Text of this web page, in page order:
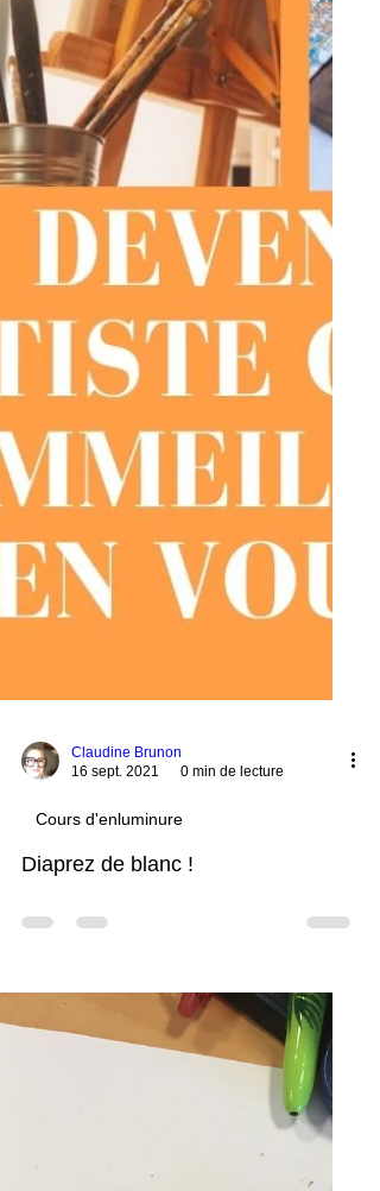
16 sept. 2021
0 min de lecture
Cours d'enluminure